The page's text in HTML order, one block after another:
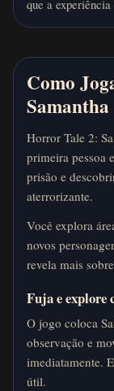
que a
Como
Samantha
Horror Tale 2:
primeira pessoa
prisão e
aterrorizante.
Você explora
novos
revela mais
Fuja e explore
O jogo coloca
observação e
imediatamente.
útil.